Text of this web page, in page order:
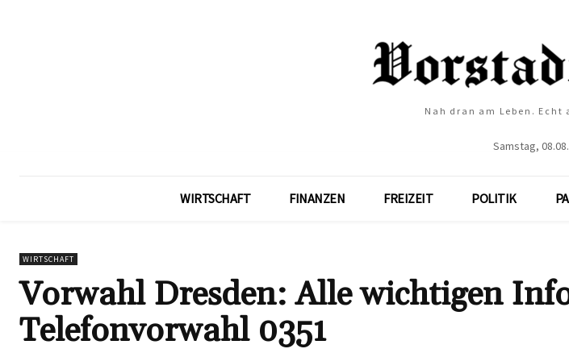
Nah dran am Leben. Echt
Samstag,
WIRTSCHAFT FINANZEN FREIZEIT POLITIK
WIRTSCHAFT
Vorwahl Dresden: Alle wichtigen
Telefonvorwahl 0351